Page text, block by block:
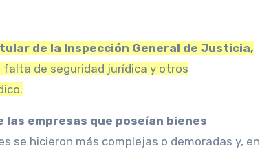
de la Inspección General de Justicia,
falta de seguridad jurídica y otros
empresas que poseían bienes
se hicieron más complejas o demoradas y, en